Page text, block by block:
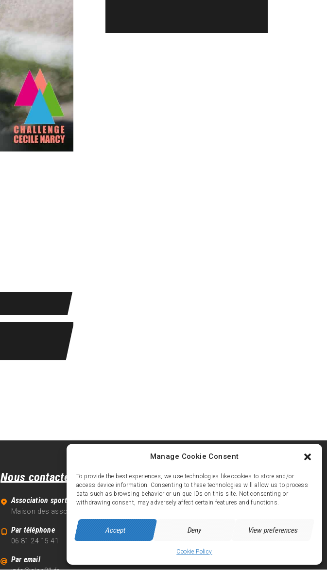
Manage Cookie Consent
To provide the best experiences, we use technologies like cookies to store and/or
access device information. Consenting to these technologies will allow us to process
data such as browsing behavior or unique IDs on this site. Not consenting or
withdrawing consent, may adversely affect certain features and functions.
Accept Deny View preferences
Cookie Policy
Nous contacter
Association sportive Alpe d'Huez 21
Maison des associations - 70 avenue de Brandes - 38750 ALPE d'HUEZ
Par téléphone
06 81 24 15 41
Par email